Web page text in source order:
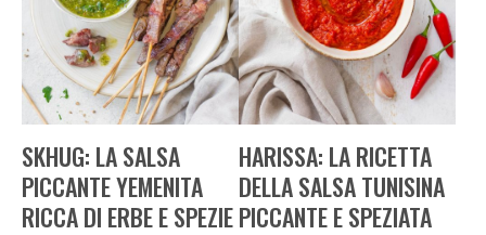
SKHUG: LA SALSA
PICCANTE YEMENITA
RICCA DI ERBE E SPEZIE
HARISSA: LA RICETTA
DELLA SALSA TUNISINA
PICCANTE E SPEZIATA